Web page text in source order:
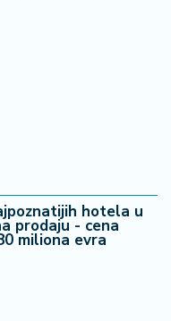
hotela u
prodaju - cena
miliona evra